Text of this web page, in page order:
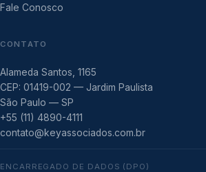
Fale Conosco
CONTATO
Alameda Santos, 1165
CEP: 01419-002 — Jardim Paulista
São Paulo — SP
+55 (11) 4890-4111
contato@keyassociados.com.br
ENCARREGADO DE DADOS (DPO)